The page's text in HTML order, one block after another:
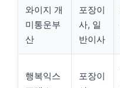
와이지 개
미통운부
산
포장이
사, 일
반이사
행복익스
포장이